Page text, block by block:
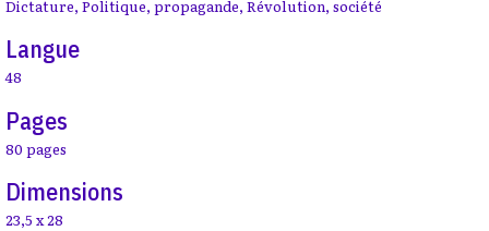
Dictature, Politique, propagande, Révolution, société
Langue
48
Pages
80 pages
Dimensions
23,5 x 28